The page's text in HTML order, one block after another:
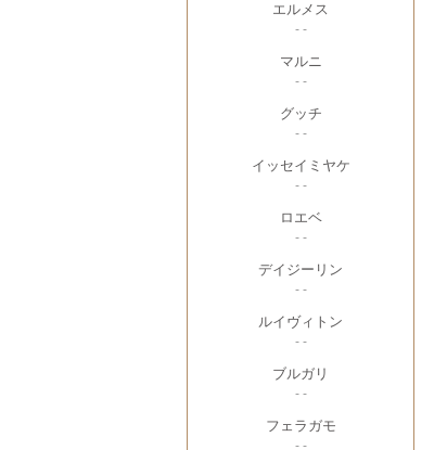
エルメス
- -
マルニ
- -
グッチ
- -
イッセイミヤケ
- -
ロエベ
- -
デイジーリン
- -
ルイヴィトン
- -
ブルガリ
- -
フェラガモ
- -